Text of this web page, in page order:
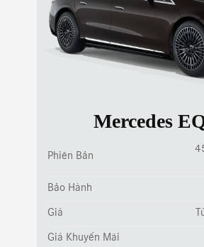
Mercedes
Phiên Bản
Bảo Hành
Giá
Giá Khuyến Mãi